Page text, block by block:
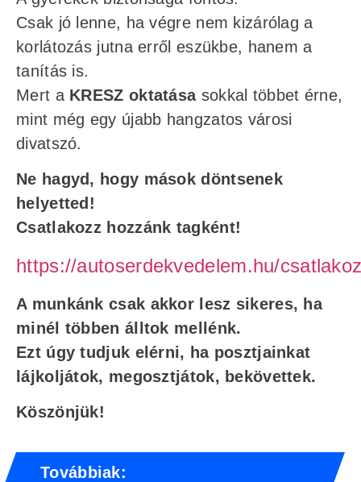
Csak jó lenne, ha végre nem kizárólag a
korlátozás jutna erről eszükbe, hanem a
tanítás is.
Mert aKRESZ oktatása sokkal többet érne,
mint még egy újabb hangzatos városi
divatszó.
Ne hagyd, hogy mások döntsenek
helyetted!
Csatlakozz hozzánk tagként!
https://autoserdekvedelem.hu/
A munkánk csak akkor lesz sikeres, ha
minél többen álltok mellénk.
Ezt úgy tudjuk elérni, ha posztjainkat
lájkoljátok, megosztjátok, bekövettek.
Köszönjük!
Továbbiak: